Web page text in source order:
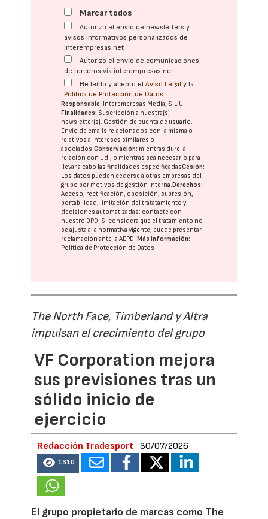
Marcar todos
Autorizo el envío de newsletters y
avisos informativos personalizados de
interempresas.net
Autorizo el envío de comunicaciones
de terceros vía interempresas.net
He leído y acepto elAviso Legal y la
Política de Protección de Datos
Responsable: Interempresas Media, S.L.U.
Finalidades: Suscripción a nuestra(s)
newsletter(s). Gestión de cuenta de usuario.
Envío de emails relacionados con la misma o
relativos a intereses similares o
asociados.Conservación: mientras dure la
relación con Ud., o mientras sea necesario para
llevar a cabo las finalidades especificadasCesión:
Los datos pueden cederse a otras empresas del
grupo por motivos de gestión interna. Derechos:
Acceso, rectificación, oposición, supresión,
portabilidad, limitación del tratatamiento y
decisiones automatizadas: contacte con
nuestro DPD. Si considera que el tratamiento no
se ajusta a la normativa vigente, puede presentar
reclamación ante laAEPD. Más información:
Política de Protección de Datos
The North Face, Timberland y Altra
impulsan el crecimiento del grupo
VF Corporation mejora
sus previsiones tras un
sólido inicio de
ejercicio
Redacción Tradesport 30/07/2026
1310
El grupo propietario de marcas como The